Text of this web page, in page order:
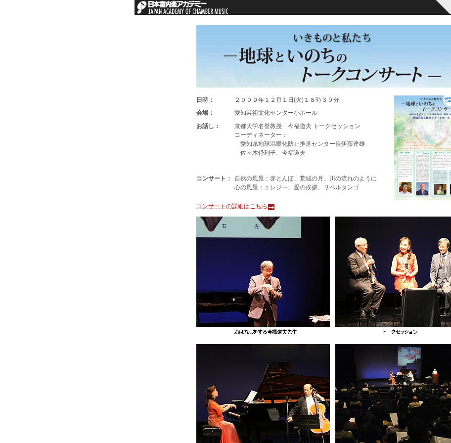
日時：
２００９年１２月１日(火)１８時３０分
会場：
愛知芸術文化センター小ホール
お話し：
京都大学名誉教授 今福道夫 トークセッション
コーディネーター：
愛知県地球温暖化防止推進センター長伊藤達雄
佐々木伃利子、今福道夫
コンサート：
自然の風景：赤とんぼ、荒城の月、川の流れのように
心の風景：エレジー、愛の挨拶、リベルタンゴ
コンサートの詳細はこちら